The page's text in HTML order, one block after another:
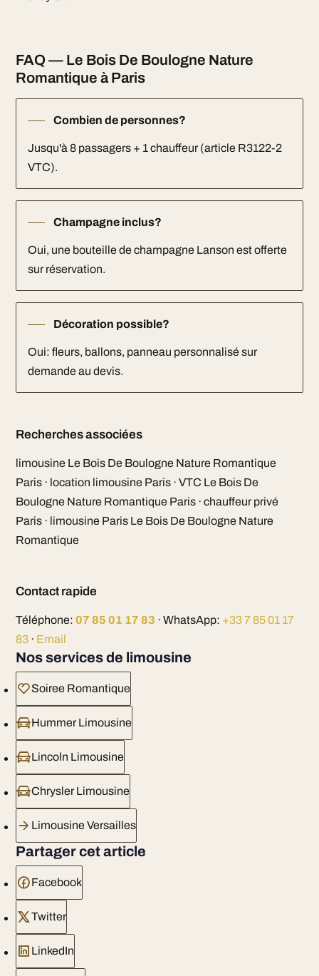
FAQ — Le Bois De Boulogne Nature
Romantique à Paris
Combien de personnes?
Jusqu'à 8 passagers + 1 chauffeur (article R3122-2
VTC).
Champagne inclus?
Oui, une bouteille de champagne Lanson est offerte
sur réservation.
Décoration possible?
Oui: fleurs, ballons, panneau personnalisé sur
demande au devis.
Recherches associées
limousine Le Bois De Boulogne Nature Romantique
Paris · location limousine Paris · VTC Le Bois De
Boulogne Nature Romantique Paris · chauffeur privé
Paris · limousine Paris Le Bois De Boulogne Nature
Romantique
Contact rapide
Téléphone: 07 85 01 17 83 · WhatsApp: +33 7 85 01 17
83· Email
Nos services de limousine
Soiree Romantique
Hummer Limousine
Lincoln Limousine
Chrysler Limousine
Limousine Versailles
Partager cet article
Facebook
Twitter
LinkedIn